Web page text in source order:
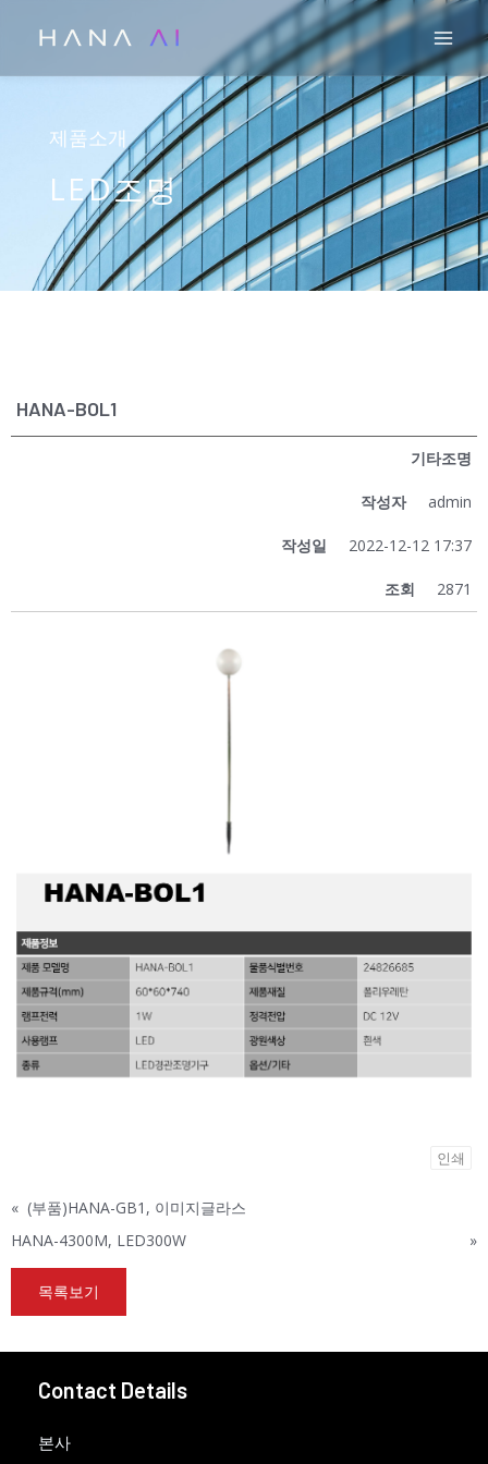
츠
제품소개
LED조명
HANA-BOL1
기타조명
작성자 admin
작성일 2022-12-12 17:37
조회 2871
인쇄
« (부품)HANA-GB1, 이미지글라스
HANA-4300M, LED300W
»
목록보기
Contact Details
본사